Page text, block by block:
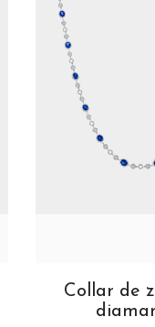
Collar de